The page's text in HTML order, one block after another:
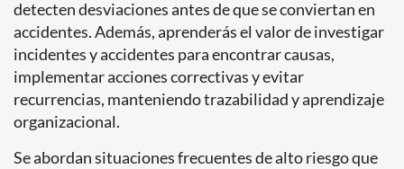
detecten desviaciones antes de que se conviertan en
accidentes. Además, aprenderás el valor de investigar
incidentes y accidentes para encontrar causas,
implementar acciones correctivas y evitar
recurrencias, manteniendo trazabilidad y aprendizaje
organizacional.
Se abordan situaciones frecuentes de alto riesgo que